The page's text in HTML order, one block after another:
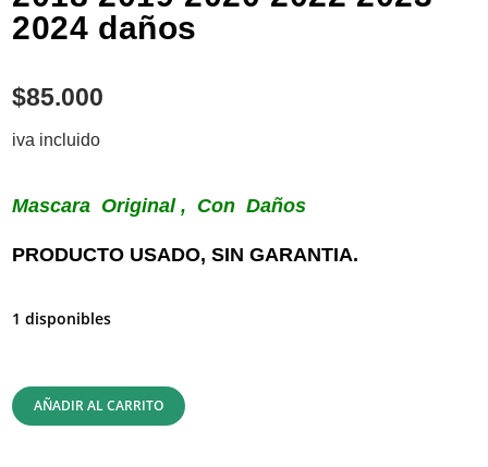
2024 daños
$85.000
iva incluido
Mascara Original , Con Daños
PRODUCTO USADO, SIN GARANTIA.
1 disponibles
AÑADIR AL CARRITO